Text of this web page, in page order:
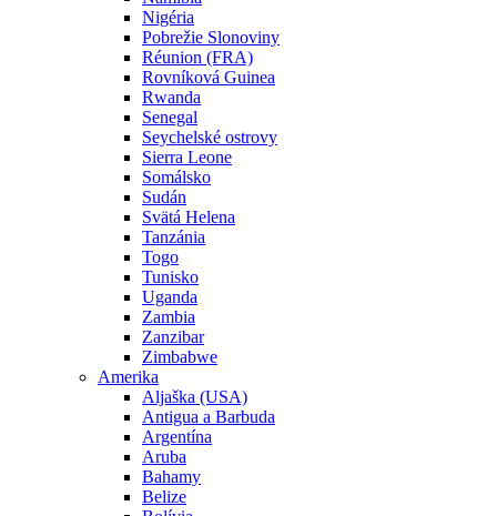
Nigéria
Pobrežie Slonoviny
Réunion (FRA)
Rovníková Guinea
Rwanda
Senegal
Seychelské ostrovy
Sierra Leone
Somálsko
Sudán
Svätá Helena
Tanzánia
Togo
Tunisko
Uganda
Zambia
Zanzibar
Zimbabwe
Amerika
Aljaška (USA)
Antigua a Barbuda
Argentína
Aruba
Bahamy
Belize